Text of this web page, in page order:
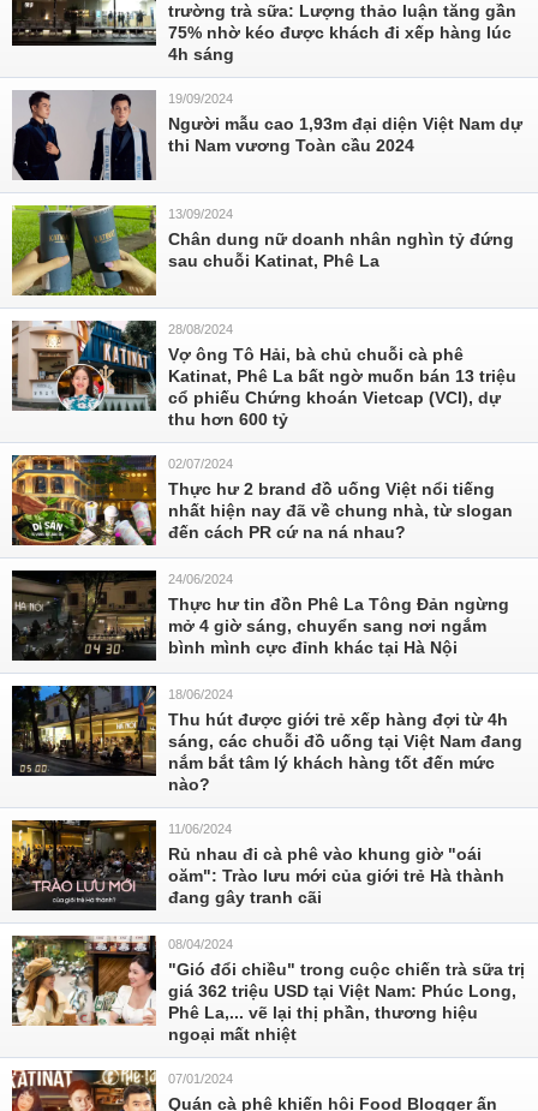
trường trà sữa: Lượng thảo luận tăng gần
75% nhờ kéo được khách đi xếp hàng lúc
4h sáng
19/09/2024
Người mẫu cao 1,93m đại diện Việt Nam dự
thi Nam vương Toàn cầu 2024
13/09/2024
Chân dung nữ doanh nhân nghìn tỷ đứng
sau chuỗi Katinat, Phê La
28/08/2024
Vợ ông Tô Hải, bà chủ chuỗi cà phê
Katinat, Phê La bất ngờ muốn bán 13 triệu
cổ phiếu Chứng khoán Vietcap (VCI), dự
thu hơn 600 tỷ
02/07/2024
Thực hư 2 brand đồ uống Việt nổi tiếng
nhất hiện nay đã về chung nhà, từ slogan
đến cách PR cứ na ná nhau?
24/06/2024
Thực hư tin đồn Phê La Tông Đản ngừng
mở 4 giờ sáng, chuyển sang nơi ngắm
bình mình cực đỉnh khác tại Hà Nội
18/06/2024
Thu hút được giới trẻ xếp hàng đợi từ 4h
sáng, các chuỗi đồ uống tại Việt Nam đang
nắm bắt tâm lý khách hàng tốt đến mức
nào?
11/06/2024
Rủ nhau đi cà phê vào khung giờ "oái
oăm": Trào lưu mới của giới trẻ Hà thành
đang gây tranh cãi
08/04/2024
"Gió đổi chiều" trong cuộc chiến trà sữa trị
giá 362 triệu USD tại Việt Nam: Phúc Long,
Phê La,... vẽ lại thị phần, thương hiệu
ngoại mất nhiệt
07/01/2024
Quán cà phê khiến hội Food Blogger ấn